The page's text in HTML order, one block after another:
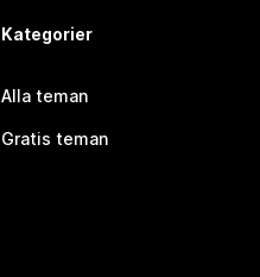
Kategorier
Alla teman
Gratis teman